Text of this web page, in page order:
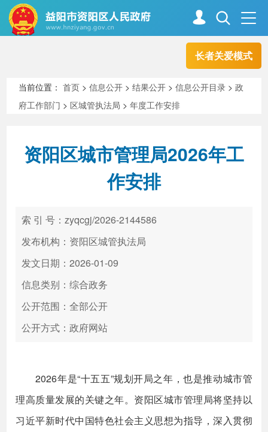
长者关爱模式
走进资阳
新闻中心 解读回应
政务服务
高效办成一件事
当前位置：首页 >信息公开 >结果公开 >信息公开目录 >政
府工作部门 > 区城管执法局 >年度工作安排
资阳区城市管理局2026年工
作安排
索 引 号：zyqcgj/2026-2144586
发布机构：资阳区城管执法局
发文日期：2026-01-09
信息类别：综合政务
公开范围：全部公开
公开方式：政府网站
2026年是“十五五”规划开局之年，也是推动城市管
理高质量发展的关键之年。资阳区城市管理局将坚持以
习近平新时代中国特色社会主义思想为指导，深入贯彻